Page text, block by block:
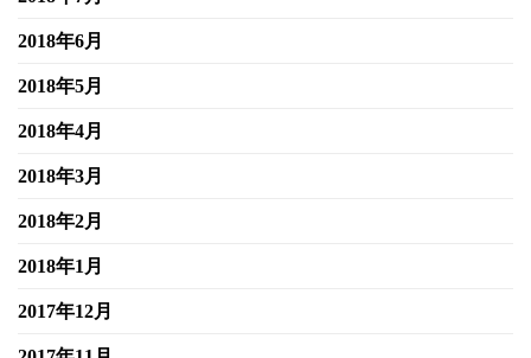
2018年6月
2018年5月
2018年4月
2018年3月
2018年2月
2018年1月
2017年12月